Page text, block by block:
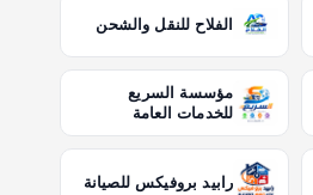
الفلاح للنقل والشحن
مؤسسة السريع
للخدمات العامة
رابيد بروفيكس للصيانة